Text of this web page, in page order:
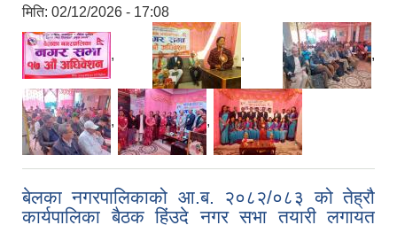
मिति: 02/12/2026 - 17:08
, , ,
, ,
बेलका नगरपालिकाको आ.ब. २०८२/०८३ को तेह्रौ
कार्यपालिका बैठक हिंउदे नगर सभा तयारी लगायत